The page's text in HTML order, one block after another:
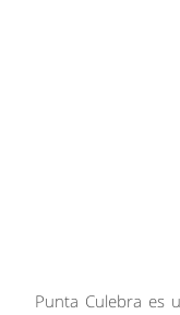
Punta Culebra es